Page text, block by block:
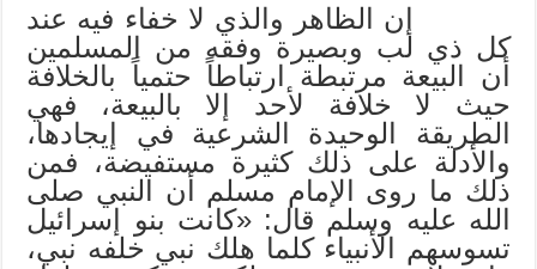
إن الظاهر والذي لا خفاء فيه عند
كل ذي لب وبصيرة وفقه من المسلمين
أن البيعة مرتبطة ارتباطاً حتمياً بالخلافة
حيث لا خلافة لأحد إلا بالبيعة، فهي
الطريقة الوحيدة الشرعية في إيجادها،
والأدلة على ذلك كثيرة مستفيضة، فمن
ذلك ما روى الإمام مسلم أن النبي صلى
الله عليه وسلم قال: «كانت بنو إسرائيل
تسوسهم الأنبياء كلما هلك نبي خلفه نبي،